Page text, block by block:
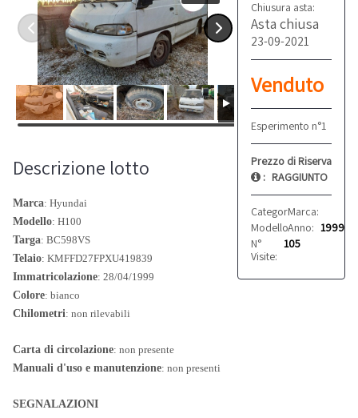
Chiusura asta:
Asta chiusa
23-09-2021
Venduto
Esperimento n°1
Prezzo di Riserva
: RAGGIUNTO
Categoria: Autocarri
Marca:
Modello: H100
Anno: 1999
N°
Visite:
105
Descrizione lotto
Marca: Hyundai
Modello: H100
Targa: BC598VS
Telaio: KMFFD27FPXU419839
Immatricolazione: 28/04/1999
Colore: bianco
Chilometri: non rilevabili
Carta di circolazione: non presente
Manuali d'uso e manutenzione: non presenti
SEGNALAZIONI